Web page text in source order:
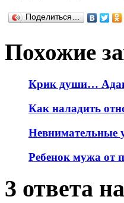
Поделиться…
Похожие
Крик души…
Как наладить
Невнимательные
Ребенок мужа от
3 ответа